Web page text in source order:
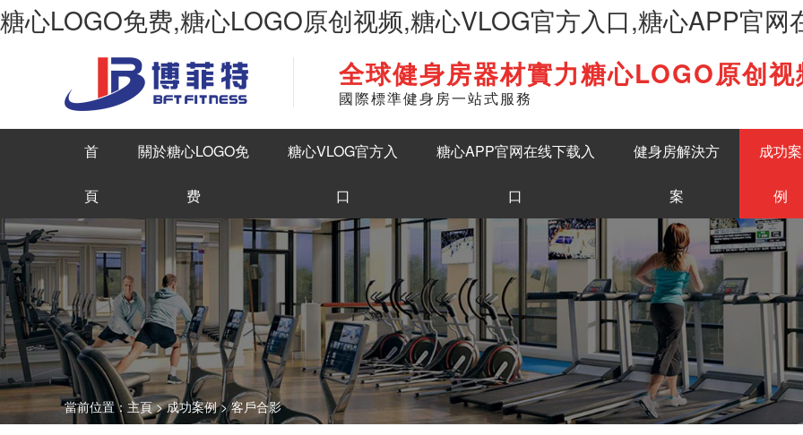
糖心LOGO免费,糖心LOGO原创视频,糖心VLOG官方入口,糖心APP官网
區最大商用健身房器材生產糖心LOGO原创视频 English
全球健身房器材實力糖心LOGO原创视
國際標準健身房一站式服務
首
頁
關於糖心LOGO免
费
糖心VLOG官方入
口
糖心APP官网在线下载入
口
健身房解決方
案
成功案
例
當前位置： 主頁>成功案例>客戶合影